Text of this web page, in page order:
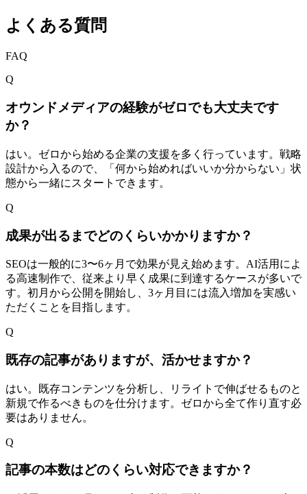
よくある質問
FAQ
Q
オウンドメディアの経験がゼロでも大丈夫です
か？
はい。ゼロから始める企業の支援を多く行っています。戦略
設計から入るので、「何から始めればいいか分からない」状
態から一緒にスタートできます。
Q
成果が出るまでどのくらいかかりますか？
SEOは一般的に3〜6ヶ月で効果が見え始めます。AI活用によ
る高速制作で、従来より早く成果に到達するケースが多いで
す。初月から公開を開始し、3ヶ月目には流入増加を実感い
ただくことを目指します。
Q
既存の記事がありますが、活かせますか？
はい。既存コンテンツを分析し、リライトで伸ばせるものと
新規で作るべきものを仕分けます。ゼロから全て作り直す必
要はありません。
Q
記事の本数はどのくらい対応できますか？